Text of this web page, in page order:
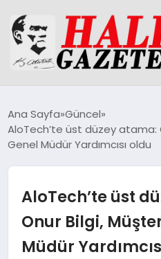
DÜNYA
MAGAZIN
Ana Sayfa Güncel
AloTech’te üst düzey atama:
Genel Müdür Yardımcısı oldu
AloTech’te üst
Onur Bilgi,
Müdür